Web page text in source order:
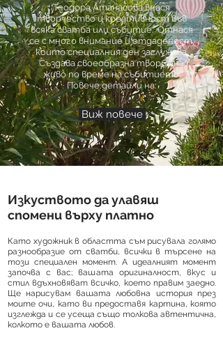
Теодора Атанасова внася
творчество и креативност във
всяка сватба или събитие. Отнася
се с много внимание и отдаденост,
които специалния ден заслужава.
Създава своеобразна творба на
живо по време на събитието.
Повече детайли на:
Виж повече
Изкуството да улавяш
спомени върху платно
Като художник в областта съм рисувала голямо
разнообразие от сватби, всички в търсене на
този специален момент. А идеалният момент
започва с вас; вашата оригиналност, вкус и
стил вдъхновяват всичко, което правим заедно.
Ще нарисувам вашата любовна история през
моите очи, като ви предоставя картина, която
изглежда и се усеща също толкова автентична,
колкото е вашата любов.